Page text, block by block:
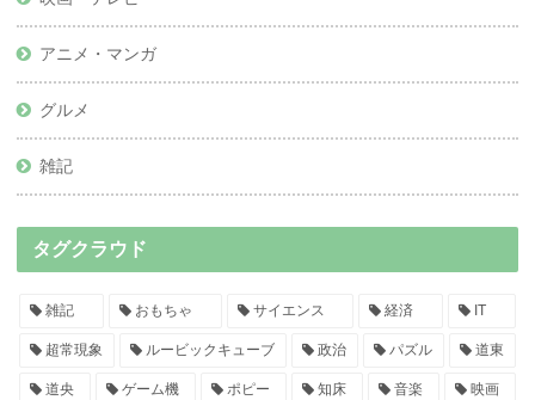
アニメ・マンガ
グルメ
雑記
タグクラウド
雑記 おもちゃ サイエンス 経済 IT
超常現象 ルービックキューブ 政治 パズル 道東
道央 ゲーム機 ポピー 知床 音楽 映画